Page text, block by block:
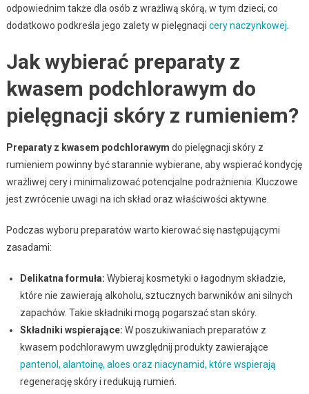
odpowiednim także dla osób z wrażliwą skórą, w tym dzieci, co
dodatkowo podkreśla jego zalety w pielęgnacji cery naczynkowej
Jak wybierać preparaty z
kwasem podchlorawym do
pielęgnacji skóry z rumieniem?
Preparaty z kwasem podchlorawym do pielęgnacji skóry z
rumieniem powinny być starannie wybierane, aby wspierać kondycję
wrażliwej cery i minimalizować potencjalne podrażnienia. Kluczowe
jest zwrócenie uwagi na ich skład oraz właściwości aktywne.
Podczas wyboru preparatów warto kierować się następującymi
zasadami:
Delikatna formuła: Wybieraj kosmetyki o łagodnym składzie,
które nie zawierają alkoholu, sztucznych barwników ani silnych
zapachów. Takie składniki mogą pogarszać stan skóry.
Składniki wspierające: W poszukiwaniach preparatów z
kwasem podchlorawym uwzględnij produkty zawierające
pantenol, alantoinę, aloes oraz niacynamid, które wspierają
regenerację skóry i redukują rumień.